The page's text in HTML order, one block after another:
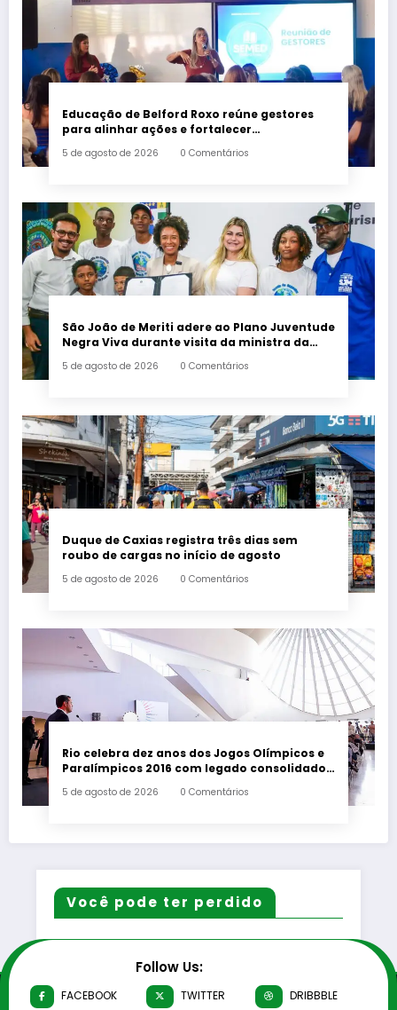
Educação de Belford Roxo reúne gestores
para alinhar ações e fortalecer
5 de agosto de 2026 0 Comentários
São João de Meriti adere ao Plano Juventude
Negra Viva durante visita da ministra da
5 de agosto de 2026 0 Comentários
Duque de Caxias registra três dias sem
roubo de cargas no início de agosto
5 de agosto de 2026 0 Comentários
Rio celebra dez anos dos Jogos Olímpicos e
Paralímpicos 2016 com legado consolidado
5 de agosto de 2026 0 Comentários
Você pode ter perdido
Follow Us:
FACEBOOK TWITTER
DRIBBBLE